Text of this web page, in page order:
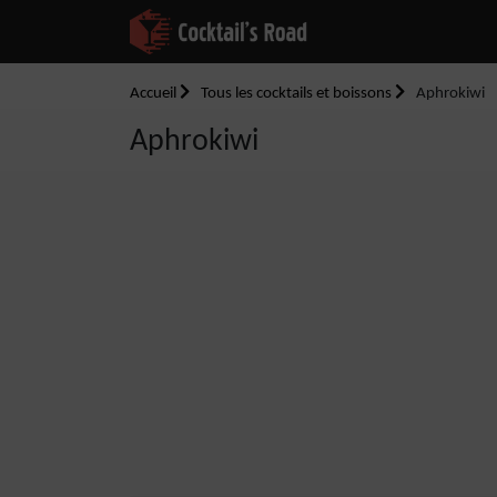
Accueil Tous les cocktails et boissons Aphrokiwi
Aphrokiwi